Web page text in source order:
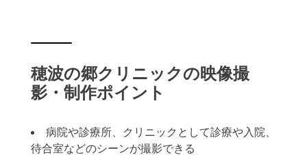
穂波の郷クリニックの映像撮
影・制作ポイント
病院や診療所、クリニックとして診療や入院、
待合室などのシーンが撮影できる